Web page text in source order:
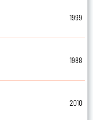
1999
1988
2010